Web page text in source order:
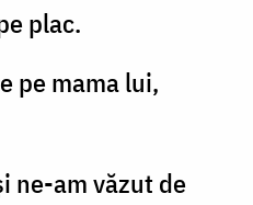
plac.
pe mama lui,
ne-am văzut de